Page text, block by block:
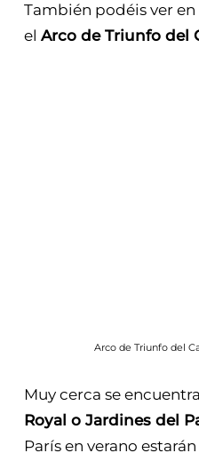
También podéis ver
el Arco de Triunfo del
Arco de Triunfo del
Muy cerca se
Royal o Jardines del
París en verano